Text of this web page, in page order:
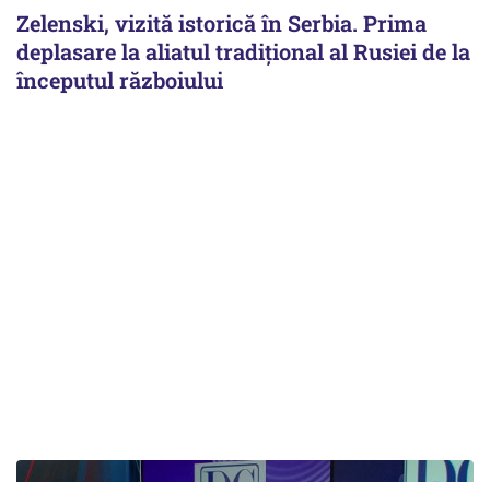
Zelenski, vizită istorică în Serbia. Prima
deplasare la aliatul tradițional al Rusiei de la
începutul războiului